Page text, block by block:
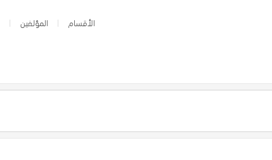
الأقسام المؤلفين